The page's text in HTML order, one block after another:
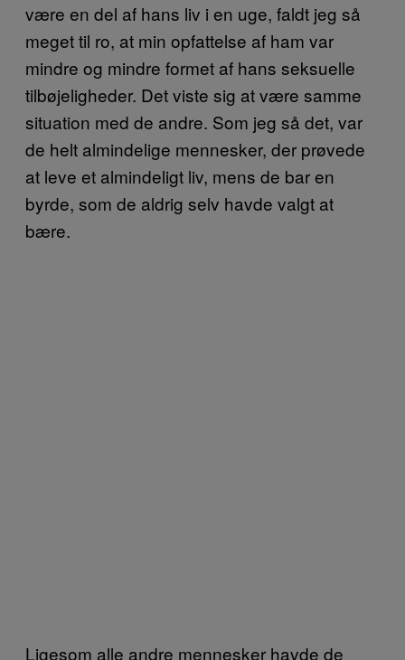
være en del af hans liv i en uge, faldt jeg så
meget til ro, at min opfattelse af ham var
mindre og mindre formet af hans seksuelle
tilbøjeligheder. Det viste sig at være samme
situation med de andre. Som jeg så det, var
de helt almindelige mennesker, der prøvede
at leve et almindeligt liv, mens de bar en
byrde, som de aldrig selv havde valgt at
bære.
Ligesom alle andre mennesker havde de